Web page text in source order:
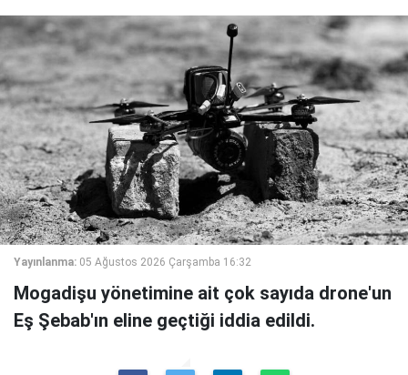
Yayınlanma: 05 Ağustos 2026 Çarşamba 16:32
Mogadişu yönetimine ait çok sayıda drone'un
Eş Şebab'ın eline geçtiği iddia edildi.